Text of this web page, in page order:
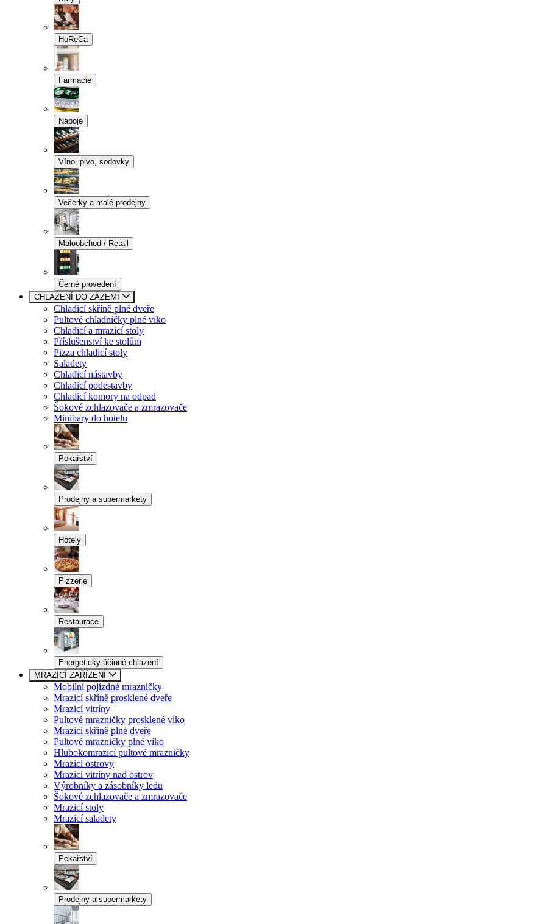
HoReCa
Farmacie
Nápoje
Víno, pivo, sodovky
Večerky a malé prodejny
Maloobchod / Retail
Černé provedení
CHLAZENÍ DO ZÁZEMÍ
Chladicí skříně plné dveře
Pultové chladničky plné víko
Chladicí a mrazicí stoly
Příslušenství ke stolům
Pizza chladicí stoly
Saladety
Chladicí nástavby
Chladicí podestavby
Chladicí komory na odpad
Šokové zchlazovače a zmrazovače
Minibary do hotelu
Pekařství
Prodejny a supermarkety
Hotely
Pizzerie
Restaurace
Energeticky účinné chlazení
MRAZICÍ ZAŘÍZENÍ
Mobilní pojízdné mrazničky
Mrazicí skříně prosklené dveře
Mrazicí vitríny
Pultové mrazničky prosklené víko
Mrazicí skříně plné dveře
Pultové mrazničky plné víko
Hlubokomrazicí pultové mrazničky
Mrazicí ostrovy
Mrazicí vitríny nad ostrov
Výrobníky a zásobníky ledu
Šokové zchlazovače a zmrazovače
Mrazicí stoly
Mrazicí saladety
Pekařství
Prodejny a supermarkety